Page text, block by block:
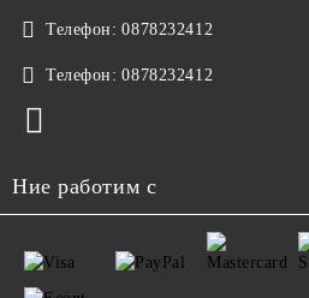
Телефон: 0878232412
Телефон: 0878232412
Ние работим с